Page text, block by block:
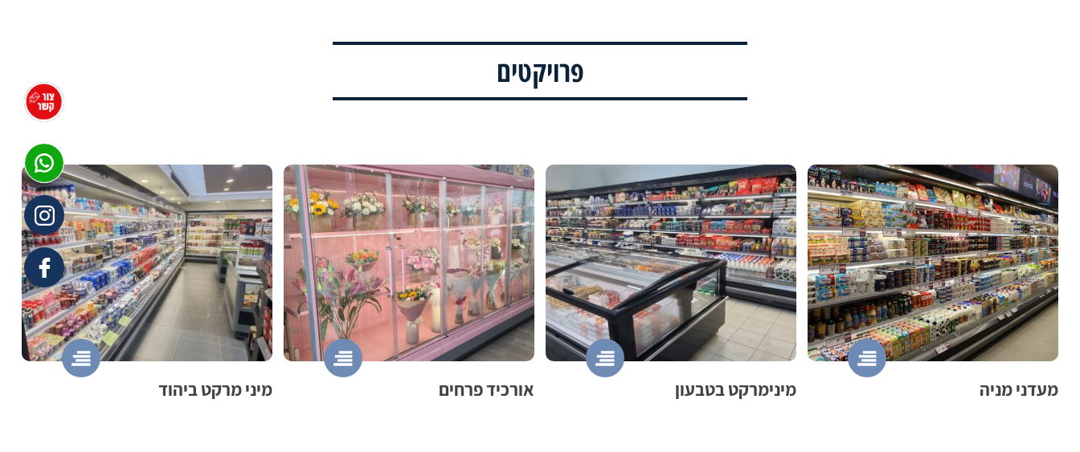
פרויקטים
מעדני מניה מינימרקט בטבעון אורכיד פרחים מיני מרקט ביהוד